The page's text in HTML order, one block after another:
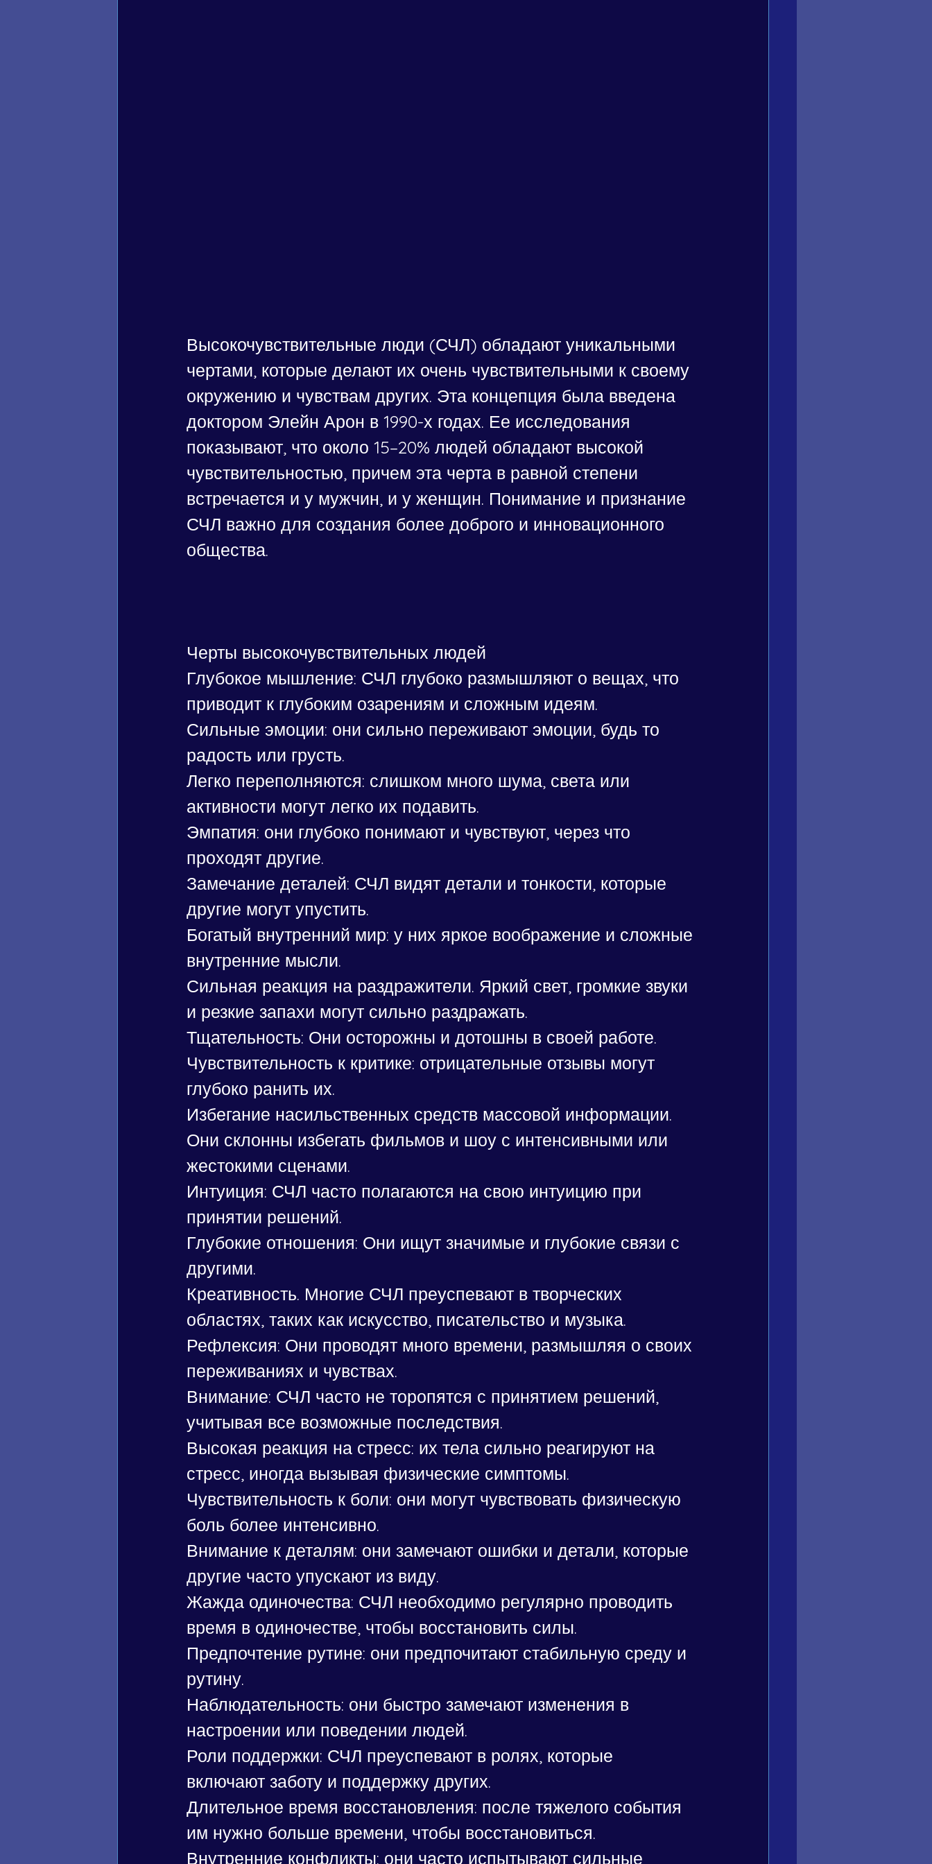
Высокочувствительные люди (СЧЛ) обладают уникальными
чертами, которые делают их очень чувствительными к своему
окружению и чувствам других. Эта концепция была введена
доктором Элейн Арон в 1990-х годах. Ее исследования
показывают, что около 15–20% людей обладают высокой
чувствительностью, причем эта черта в равной степени
встречается и у мужчин, и у женщин. Понимание и признание
СЧЛ важно для создания более доброго и инновационного
общества.
Черты высокочувствительных людей
Глубокое мышление: СЧЛ глубоко размышляют о вещах, что
приводит к глубоким озарениям и сложным идеям.
Сильные эмоции: они сильно переживают эмоции, будь то
радость или грусть.
Легко переполняются: слишком много шума, света или
активности могут легко их подавить.
Эмпатия: они глубоко понимают и чувствуют, через что
проходят другие.
Замечание деталей: СЧЛ видят детали и тонкости, которые
другие могут упустить.
Богатый внутренний мир: у них яркое воображение и сложные
внутренние мысли.
Сильная реакция на раздражители. Яркий свет, громкие звуки
и резкие запахи могут сильно раздражать.
Тщательность: Они осторожны и дотошны в своей работе.
Чувствительность к критике: отрицательные отзывы могут
глубоко ранить их.
Избегание насильственных средств массовой информации.
Они склонны избегать фильмов и шоу с интенсивными или
жестокими сценами.
Интуиция: СЧЛ часто полагаются на свою интуицию при
принятии решений.
Глубокие отношения: Они ищут значимые и глубокие связи с
другими.
Креативность. Многие СЧЛ преуспевают в творческих
областях, таких как искусство, писательство и музыка.
Рефлексия: Они проводят много времени, размышляя о своих
переживаниях и чувствах.
Внимание: СЧЛ часто не торопятся с принятием решений,
учитывая все возможные последствия.
Высокая реакция на стресс: их тела сильно реагируют на
стресс, иногда вызывая физические симптомы.
Чувствительность к боли: они могут чувствовать физическую
боль более интенсивно.
Внимание к деталям: они замечают ошибки и детали, которые
другие часто упускают из виду.
Жажда одиночества: СЧЛ необходимо регулярно проводить
время в одиночестве, чтобы восстановить силы.
Предпочтение рутине: они предпочитают стабильную среду и
рутину.
Наблюдательность: они быстро замечают изменения в
настроении или поведении людей.
Роли поддержки: СЧЛ преуспевают в ролях, которые
включают заботу и поддержку других.
Длительное время восстановления: после тяжелого события
им нужно больше времени, чтобы восстановиться.
Внутренние конфликты: они часто испытывают сильные